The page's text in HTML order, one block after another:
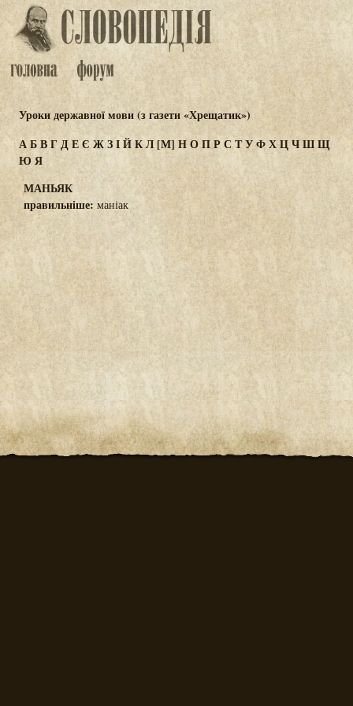
Уроки державної мови (з газети «Хрещатик»)
АБВГДЕЄ ЖЗІЙКЛ[М] НОПРСТУФХЦЧШЩ
Ю Я
МАНЬЯК
правильніше: маніак